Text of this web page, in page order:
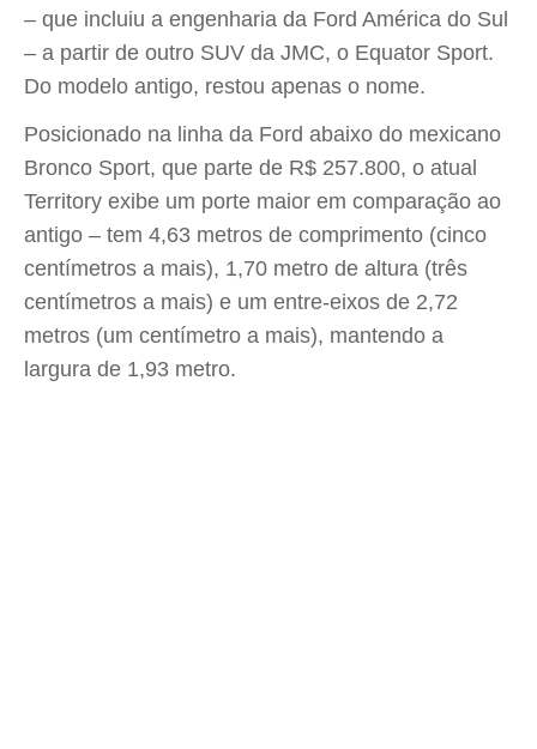
– que incluiu a engenharia da Ford América do Sul
– a partir de outro SUV da JMC, o Equator Sport.
Do modelo antigo, restou apenas o nome.
Posicionado na linha da Ford abaixo do mexicano
Bronco Sport, que parte de R$ 257.800, o atual
Territory exibe um porte maior em comparação ao
antigo – tem 4,63 metros de comprimento (cinco
centímetros a mais), 1,70 metro de altura (três
centímetros a mais) e um entre-eixos de 2,72
metros (um centímetro a mais), mantendo a
largura de 1,93 metro.